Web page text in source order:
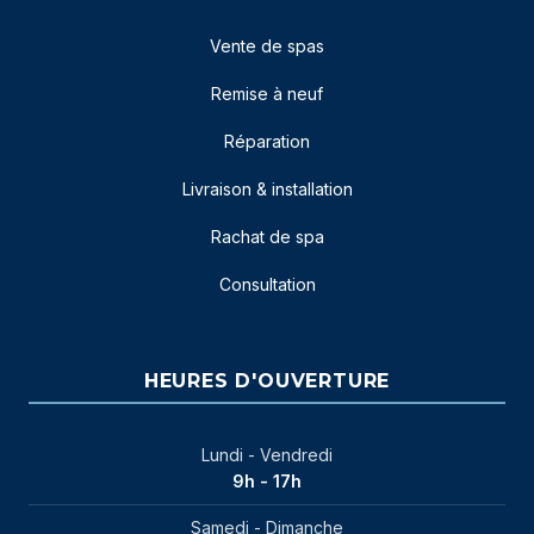
Vente de spas
Remise à neuf
Réparation
Livraison & installation
Rachat de spa
Consultation
HEURES D'OUVERTURE
Lundi - Vendredi
9h - 17h
Samedi - Dimanche